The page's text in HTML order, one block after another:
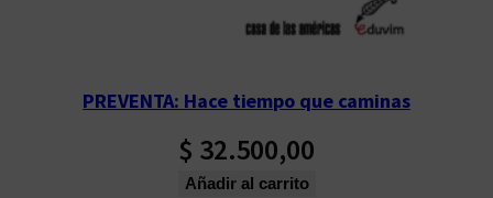
PREVENTA: Hace tiempo que caminas
$ 32.500,00
Añadir al carrito